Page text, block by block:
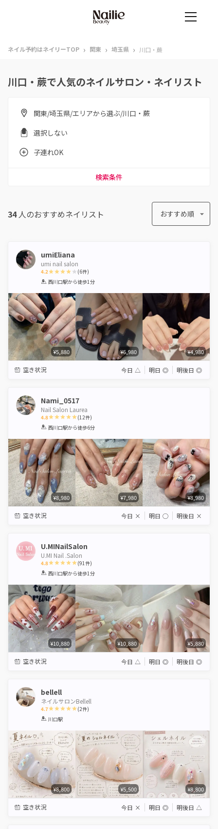
ネイル予約はネイリーTOP › 関東 › 埼玉県 › 川口・蕨
川口・蕨で人気のネイルサロン・ネイリスト
関東/埼玉県/エリアから選ぶ/川口・蕨
選択しない
子連れOK
検索条件
34人のおすすめネイリスト おすすめ順
umiEliana
umi nail salon
4.2
1 2 3 4 5
(6件)
西川口駅から徒歩1分
¥5,880 ¥6,980 ¥4,980
空き状況 今日 △ 明日 ◎ 明後日 ◎
Nami_0517
Nail Salon Laurea
4.8
1 2 3 4 5
(12件)
西川口駅から徒歩6分
¥8,980 ¥7,980 ¥8,980
空き状況 今日 × 明日 ◯ 明後日 ×
U.MINailSalon
U.MI Nail .Salon
4.8
1 2 3 4 5
(91件)
西川口駅から徒歩1分
¥10,880 ¥10,880 ¥5,880
空き状況 今日 △ 明日 ◎ 明後日 ◎
bellell
ネイルサロンBellell
4.7
1 2 3
(2件)
川口駅
¥8,800 ¥5,500 ¥8,800
空き状況 今日 × 明日 ◎ 明後日 △